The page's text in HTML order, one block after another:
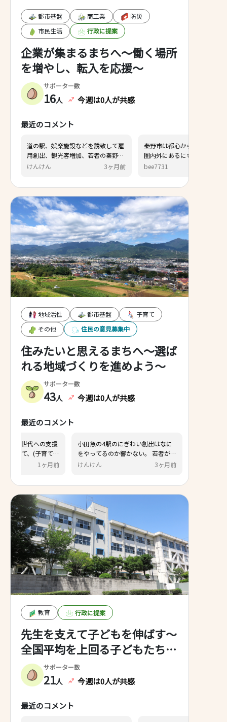
都市基盤 商工業
防災
市民生活
行政に提案
企業が集まるまちへ～働く場所
を増やし、転入を応援～
サポーター数
16人 今週は0人が共感
最近のコメント
設などを誘致して雇
増加、若者の秦野離
3ヶ月前
秦野市は都心からどうにか？１時間
圏内外にあるにも関わらず、親から
の支援なしに自力で一戸建てを持て
ます。そこをアピールしてみては？
一方、まちの道並みはごちゃごちゃ
と無計画に区画整理されておらず成
り行き任せの開発で魅力的ではな
い⋯というのが現実ですね。
6ヶ月前
地域活性 都市基盤
子育て
その他
住民の意見募集中
住みたいと思えるまちへ～選ば
れる地域づくりを進めよう～
サポーター数
43人 今週は0人が共感
最近のコメント
お年寄りと若者の交流の場を作ろ
う！みたいな感じで本町地区に何か
作る予定があるみたいですが本当に
へ行ってしまう。簡単にわかること
なのに議会もお年寄りまみれだから
どうしても若者の暮らしやすさより
もお年寄りの娯楽優先なんでしょう
ね。
スマ
秦野市独自の「子育て世代へ
策」をもっと充実させて、(子
族の)秦野市への移住•定住促
た支援策と秦野市の魅力を併
化対策の一助となるのではと
ひろしです
教育 行政に提案
先生を支えて子どもを伸ばす～
全国平均を上回る子どもたちの
力を育てよう～
サポーター数
21人 今週は0人が共感
最近のコメント